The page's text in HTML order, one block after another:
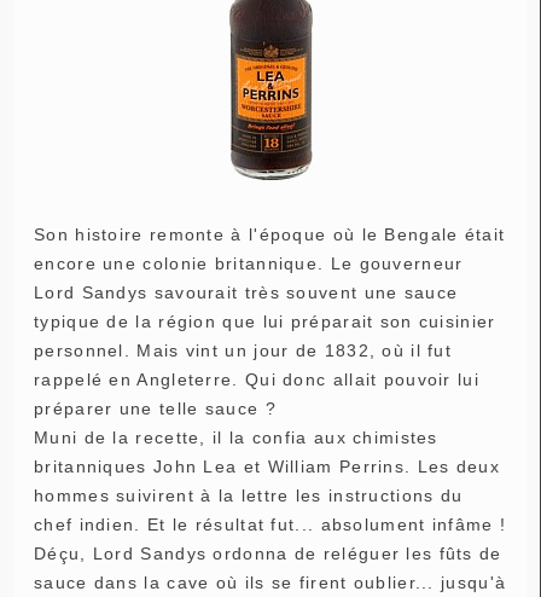
Son histoire remonte à l'époque où le Bengale était
encore une colonie britannique. Le gouverneur
Lord Sandys savourait très souvent une sauce
typique de la région que lui préparait son cuisinier
personnel. Mais vint un jour de 1832, où il fut
rappelé en Angleterre. Qui donc allait pouvoir lui
préparer une telle sauce ?
Muni de la recette, il la confia aux chimistes
britanniques John Lea et William Perrins. Les deux
hommes suivirent à la lettre les instructions du
chef indien. Et le résultat fut... absolument infâme !
Déçu, Lord Sandys ordonna de reléguer les fûts de
sauce dans la cave où ils se firent oublier... jusqu'à